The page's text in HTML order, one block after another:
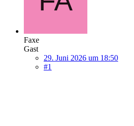
Faxe
Gast
29. Juni 2026 um 18:50
#1